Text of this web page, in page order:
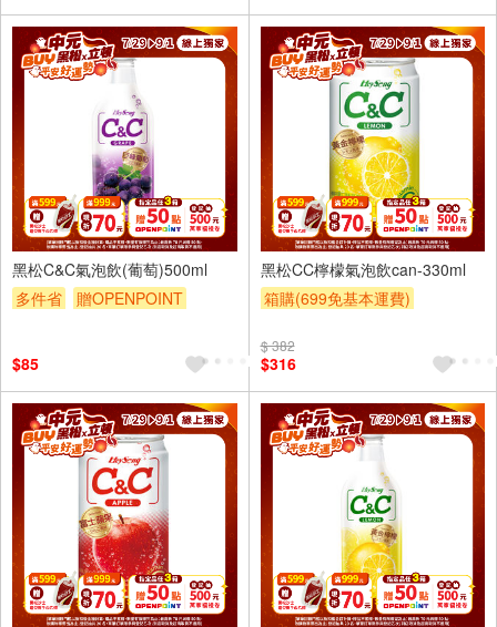
4入
黑松C&C氣泡飲(葡萄)500ml
多件省
贈OPENPOINT
$85
24入
黑松CC檸檬氣泡飲can-330ml
箱購(699免基本運費)
贈OPENPOINT
滿額折
$ 382
$316
24入 24入